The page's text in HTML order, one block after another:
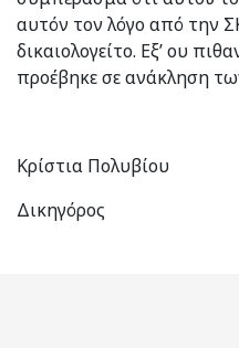
αυτόν τον λόγο από την
δικαιολογείτο. Εξ’ ου
προέβηκε σε ανάκληση
Κρίστια Πολυβίου
Δικηγόρος